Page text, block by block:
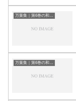
万葉集｜第6巻の和歌一覧
万葉集｜第6巻の和歌一覧